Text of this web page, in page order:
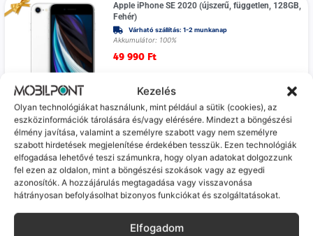
Kezelés
Olyan technológiákat használunk, mint például a sütik (cookies), az
eszközinformációk tárolására és/vagy elérésére. Mindezt a böngészési
élmény javítása, valamint a személyre szabott vagy nem személyre
szabott hirdetések megjelenítése érdekében tesszük. Ezen technológiák
elfogadása lehetővé teszi számunkra, hogy olyan adatokat dolgozzunk
fel ezen az oldalon, mint a böngészési szokások vagy az egyedi
azonosítók. A hozzájárulás megtagadása vagy visszavonása
hátrányosan befolyásolhat bizonyos funkciókat és szolgáltatásokat.
Elfogadom
100%
Apple iPhone SE 2020 (újszerű, független, 128GB,
Fehér)
Várható szállítás: 1-2 munkanap
Akkumulátor: 100%
49 990 Ft
Apple iPhone SE 2020 (kiváló, független, 64GB,
Piros)
Várható szállítás: 1-2 munkanap
Akkumulátor: 100%
39 990Ft 27%